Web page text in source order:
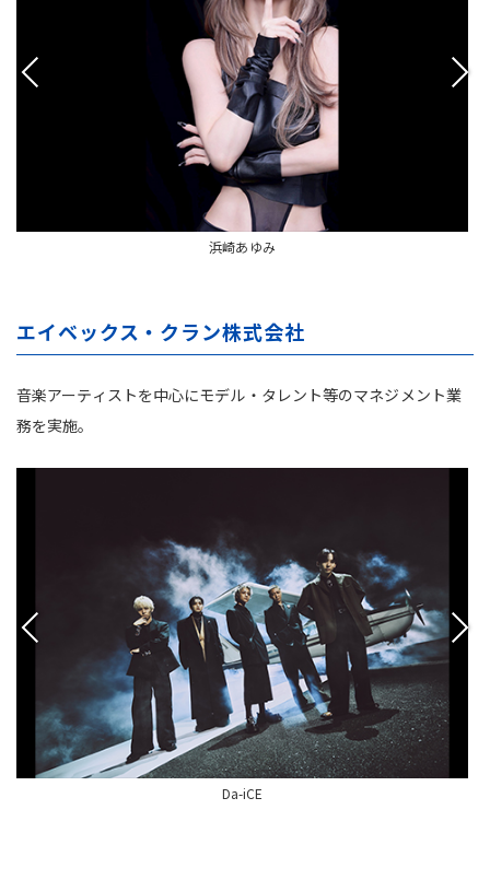
浜崎あゆみ
エイベックス・クラン株式会社
音楽アーティストを中心にモデル・タレント等のマネジメント業
務を実施。
Da-iCE